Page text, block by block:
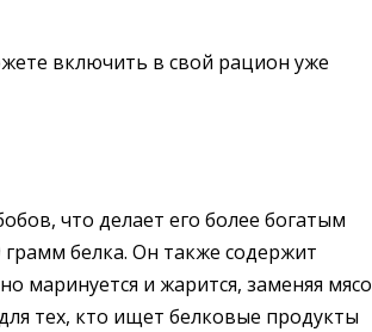
включить в свой рацион уже
что делает его более богатым
белка. Он также содержит
и жарится, заменяя мясо
тех, кто ищет белковые продукты